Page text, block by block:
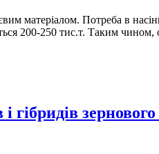
матеріалом. Потреба в
200-250 тис.т. Таким